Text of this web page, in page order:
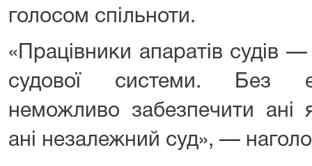
голосом спільноти.
«Працівники апаратів судів
судової системи. Без
неможливо забезпечити ані
ані незалежний суд», —